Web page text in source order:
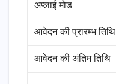
अप्लाई मोड
आवेदन की प्रारम्भ तिथि
आवेदन की अंतिम तिथि